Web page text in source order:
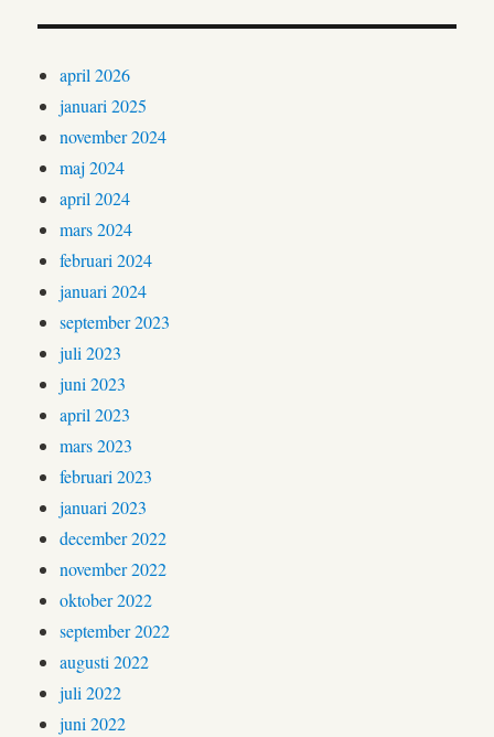
april 2026
januari 2025
november 2024
maj 2024
april 2024
mars 2024
februari 2024
januari 2024
september 2023
juli 2023
juni 2023
april 2023
mars 2023
februari 2023
januari 2023
december 2022
november 2022
oktober 2022
september 2022
augusti 2022
juli 2022
juni 2022